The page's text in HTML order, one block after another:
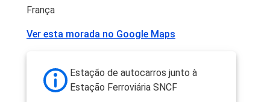
França
Ver esta morada no Google Maps
Estação de autocarros junto à
Estação Ferroviária SNCF